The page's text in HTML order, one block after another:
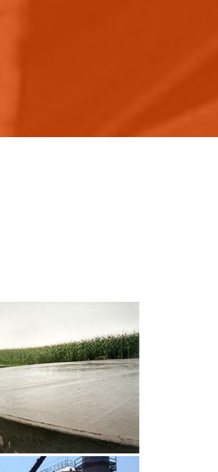
CLIQUEZ POUR AGRANDIR